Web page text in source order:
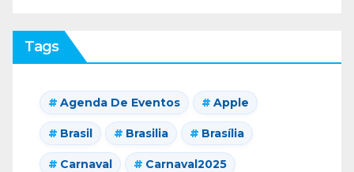
Tags
Agenda De Eventos Apple
Brasil Brasilia Brasília
Carnaval Carnaval2025